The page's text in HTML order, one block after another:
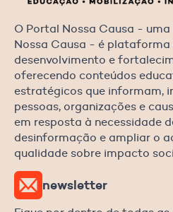
O Portal Nossa Causa -
Nossa Causa - é
desenvolvimento e
oferecendo conteúdos
estratégicos que informam,
pessoas, organizações e
em resposta à necessidade
desinformação e ampliar o
qualidade sobre impacto
newsletter